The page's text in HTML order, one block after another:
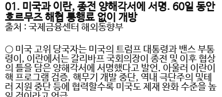
01. 미국과 이란, 종전 양해각서에 서명. 60일 동안
호르무즈 해협 통행료 없이 개방
출처 : 국제금융센터 해외동향부
○ 미국 고위 당국자는 미국의 트럼프 대통령과 밴스 부통
령이 , 이란에서는 갈리바프 국회의장이 종전 및 이후 협상
의 틀을 담은 양해각서에 서명했다고 발언. 아울러 이란이
핵 프로그램 검증, 핵무기 개발 중단, 역내 극단주의 및테
러 지원 중단 등에 협력할수록 미국도 제재 완화 수준을 높